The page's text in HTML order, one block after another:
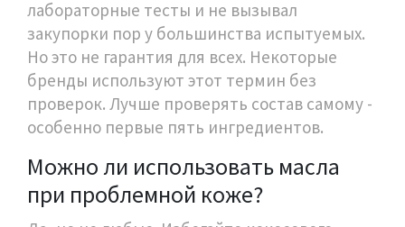
лабораторные тесты и не вызывал
закупорки пор у большинства испытуемых.
Но это не гарантия для всех. Некоторые
бренды используют этот термин без
проверок. Лучше проверять состав самому -
особенно первые пять ингредиентов.
Можно ли использовать масла
при проблемной коже?